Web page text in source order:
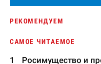
РЕКОМЕНДУЕМ
САМОЕ ЧИТАЕМОЕ
Росимущество и